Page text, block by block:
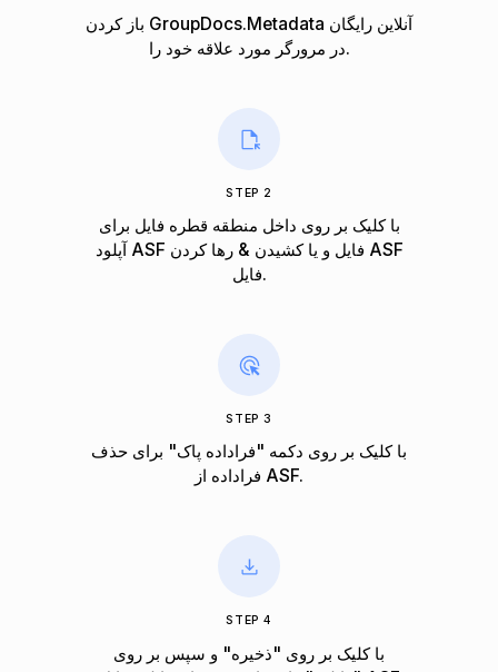
باز کردن GroupDocs.Metadata آنلاین رایگان
در مرورگر مورد علاقه خود را.
STEP 2
با کلیک بر روی داخل منطقه قطره فایل برای
آپلود ASF فایل و یا کشیدن & رها کردن ASF
فایل.
STEP 3
با کلیک بر روی دکمه "فراداده پاک" برای حذف
فراداده از ASF.
STEP 4
با کلیک بر روی "ذخیره" و سپس بر روی